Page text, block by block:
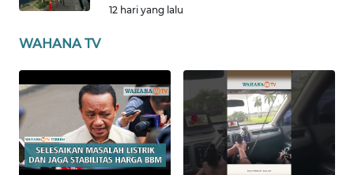
12 hari yang lalu
WAHANA TV
SERAMBI
WN
WN
SULTRA